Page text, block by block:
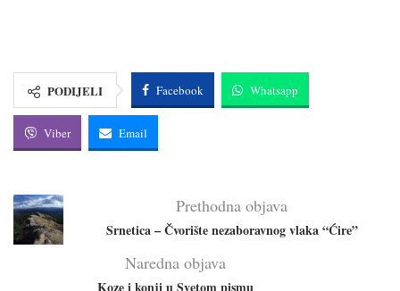
PODIJELI Facebook Whatsapp
Viber Email
Prethodna objava
Srnetica – Čvorište nezaboravnog vlaka “Ćire”
Naredna objava
Koze i konji u Svetom pismu